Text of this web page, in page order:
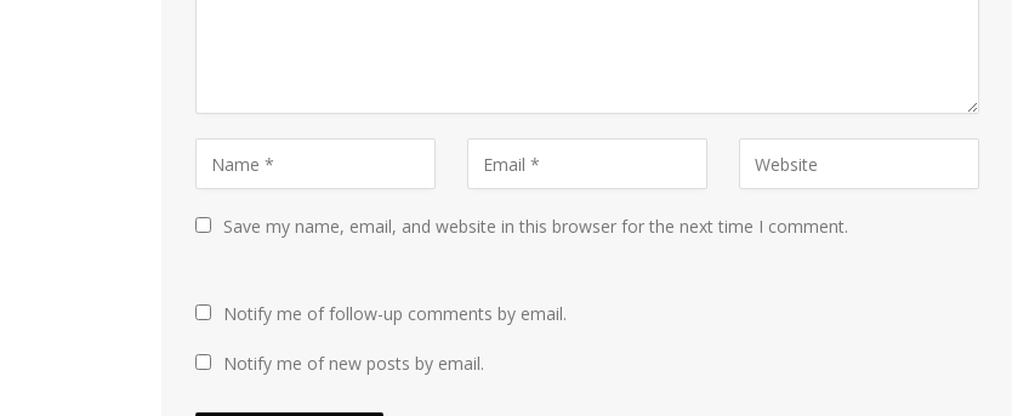
Save my name, email, and website in this browser for the next time I comment.
Notify me of follow-up comments by email.
Notify me of new posts by email.